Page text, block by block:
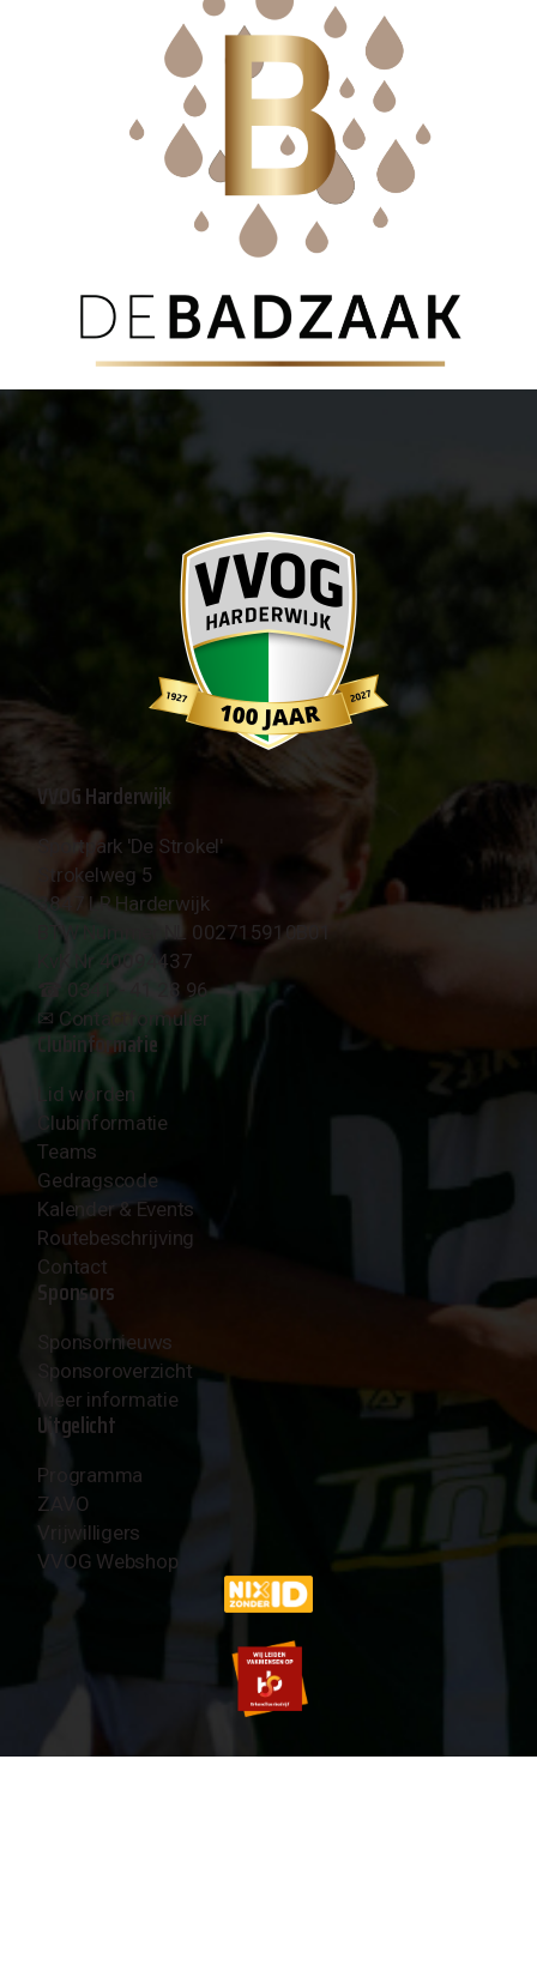
VVOG Harderwijk
Sportpark 'De Strokel'
Strokelweg 5
3847 LR Harderwijk
BTW Nummer NL 002715910B01
KvK Nr 40094437
☎︎ 0341 - 41 28 96
✉︎ Contactformulier
Clubinformatie
Lid worden
Clubinformatie
Teams
Gedragscode
Kalender & Events
Routebeschrijving
Contact
Sponsors
Sponsornieuws
Sponsoroverzicht
Meer informatie
Uitgelicht
Programma
ZAVO
Vrijwilligers
VVOG Webshop